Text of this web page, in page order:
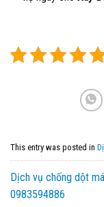
This entry was posted in
Dịch vụ chống dột
0983594886